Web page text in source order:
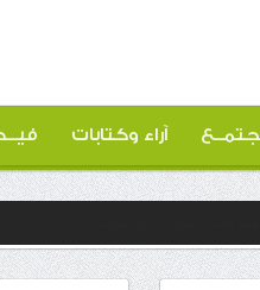
آراء وكتابات